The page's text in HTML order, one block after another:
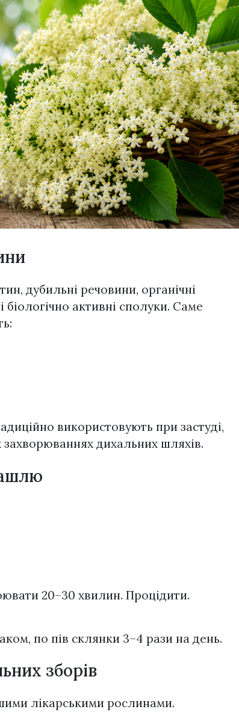
дубильні речовини, органічні
біологічно активні сполуки. Саме
використовують при застуді,
захворюваннях дихальних шляхів.
20–30 хвилин. Процідити.
по пів склянки 3–4 рази на день.
зборів
лікарськими рослинами.